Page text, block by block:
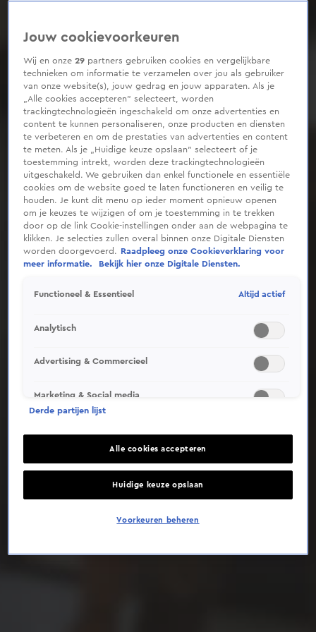
Deze video is niet beschikbaar op je huidige locatie
Jouw cookievoorkeuren
Wij en onze29 partners gebruiken cookies en vergelijkbare
technieken om informatie te verzamelen over jou als gebruiker
van onze website(s), jouw gedrag en jouw apparaten. Als je
„Alle cookies accepteren” selecteert, worden
trackingtechnologieën ingeschakeld om onze advertenties en
content te kunnen personaliseren, onze producten en diensten
te verbeteren en om de prestaties van advertenties en content
te meten. Als je „Huidige keuze opslaan” selecteert of je
toestemming intrekt, worden deze trackingtechnologieën
uitgeschakeld. We gebruiken dan enkel functionele en essentiële
cookies om de website goed te laten functioneren en veilig te
houden. Je kunt dit menu op ieder moment opnieuw openen
om je keuzes te wijzigen of om je toestemming in te trekken
door op de link Cookie-instellingen onder aan de webpagina te
klikken. Je selecties zullen overal binnen onze Digitale Diensten
worden doorgevoerd.
Raadpleeg onze Cookieverklaring voor
meer informatie.
Bekijk hier onze Digitale Diensten.
Functioneel & Essentieel Altijd actief
Analytisch
Advertising & Commercieel
Marketing & Social media
Derde partijen lijst
Alle cookies accepteren
Huidige keuze opslaan
Voorkeuren beheren